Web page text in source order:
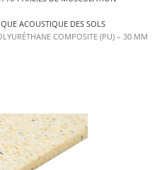
ACOUSTIQUE DES SOLS
COMPOSITE (PU) – 30 MM